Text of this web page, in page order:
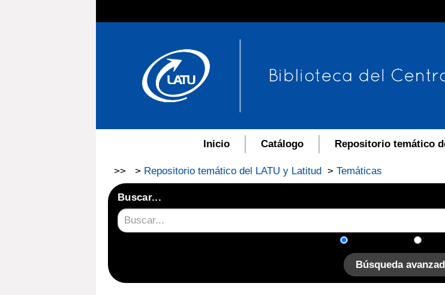
Inicio Catálogo Repositorio temático
>> > Repositorio temático del LATU y Latitud> Temáticas
Buscar...
Búsqueda